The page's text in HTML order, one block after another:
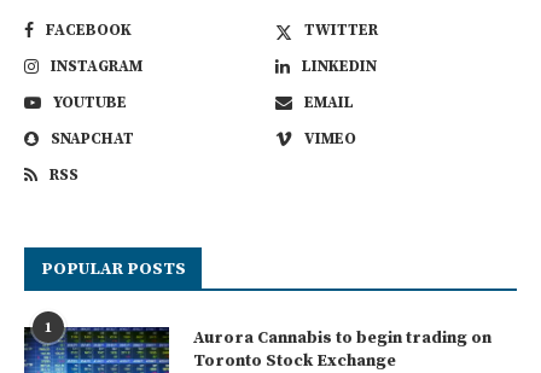
FACEBOOK
TWITTER
INSTAGRAM
LINKEDIN
YOUTUBE
EMAIL
SNAPCHAT
VIMEO
RSS
POPULAR POSTS
1
Aurora Cannabis to begin trading on
Toronto Stock Exchange